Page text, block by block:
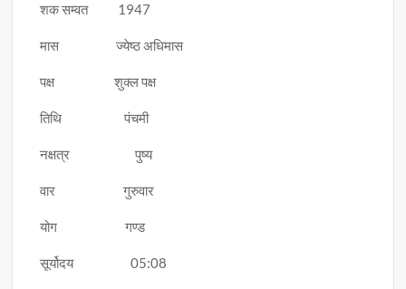
शक सम्वत 1947
मास ज्येष्ठ अधिमास
पक्ष शुक्ल पक्ष
तिथि पंचमी
नक्षत्र पुष्य
वार गुरुवार
योग गण्ड
सूर्योदय 05:08